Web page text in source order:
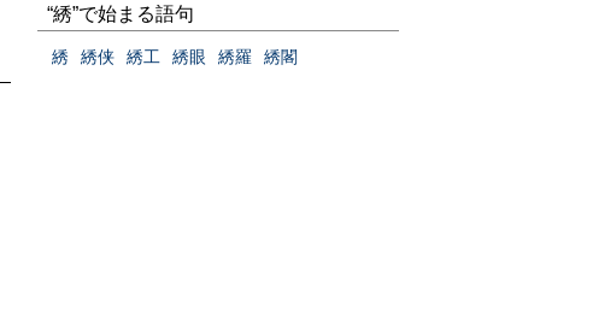
“綉”で始まる語句
綉 綉侠 綉工 綉眼 綉羅 綉閣